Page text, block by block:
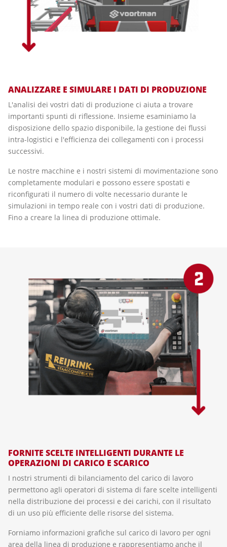
ANALIZZARE E SIMULARE I DATI DI PRODUZIONE
L'analisi dei vostri dati di produzione ci aiuta a trovare
importanti spunti di riflessione. Insieme esaminiamo la
disposizione dello spazio disponibile, la gestione dei flussi
intra-logistici e l'efficienza dei collegamenti con i processi
successivi.
Le nostre macchine e i nostri sistemi di movimentazione sono
completamente modulari e possono essere spostati e
riconfigurati il numero di volte necessario durante le
simulazioni in tempo reale con i vostri dati di produzione.
Fino a creare la linea di produzione ottimale.
FORNITE SCELTE INTELLIGENTI DURANTE LE
OPERAZIONI DI CARICO E SCARICO
I nostri strumenti di bilanciamento del carico di lavoro
permettono agli operatori di sistema di fare scelte intelligenti
nella distribuzione dei processi e dei carichi, con il risultato
di un uso più efficiente delle risorse del sistema.
Forniamo informazioni grafiche sul carico di lavoro per ogni
area della linea di produzione e rappresentiamo anche il